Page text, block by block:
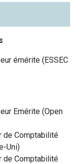
émérite (ESSEC
Emérite (Open
de Comptabilité
Uni)
de Comptabilité